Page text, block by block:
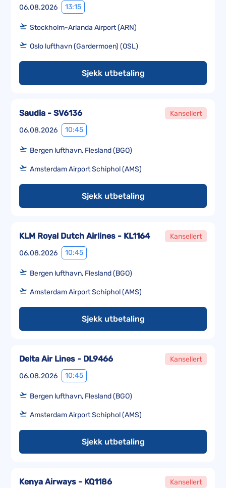
06.08.2026 13:15
Stockholm-Arlanda Airport (ARN)
Oslo lufthavn (Gardermoen) (OSL)
Sjekk utbetaling
06.08.2026 10:45
Saudia - SV6136 Kansellert
Bergen lufthavn, Flesland (BGO)
Amsterdam Airport Schiphol (AMS)
Sjekk utbetaling
06.08.2026 10:45
KLM Royal Dutch Airlines - KL1164 Kansellert
Bergen lufthavn, Flesland (BGO)
Amsterdam Airport Schiphol (AMS)
Sjekk utbetaling
06.08.2026 10:45
Delta Air Lines - DL9466 Kansellert
Bergen lufthavn, Flesland (BGO)
Amsterdam Airport Schiphol (AMS)
Sjekk utbetaling
Kenya Airways - KQ1186 Kansellert